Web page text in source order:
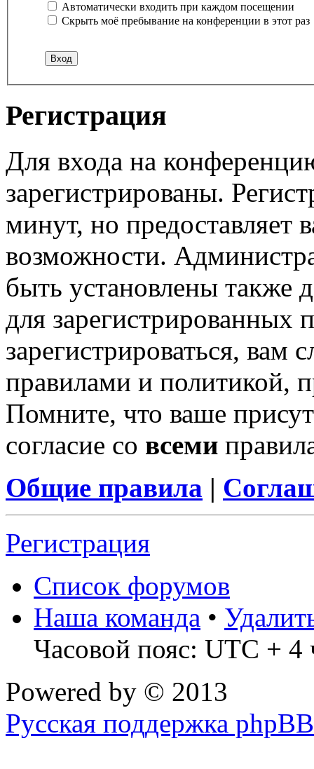
Автоматически входить при каждом посещении
Скрыть моё пребывание на конференции в этот раз
Регистрация
Для входа на
зарегистрированы.
минут, но предоставляет
возможности.
быть установлены также
для зарегистрированных
зарегистрироваться, вам
правилами и политикой,
Помните, что ваше
согласие со всеми
Общие правила |
Регистрация
Список форумов
Наша команда •
Часовой пояс: UTC + 4
Powered by © 2013
Русская поддержка phpBB